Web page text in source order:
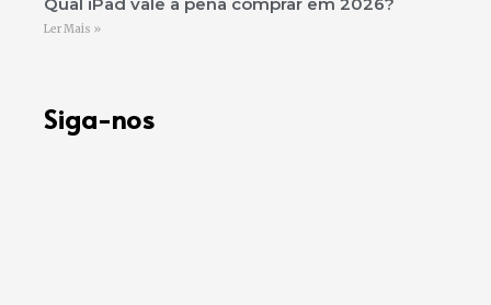
Ler Mais »
Siga-nos